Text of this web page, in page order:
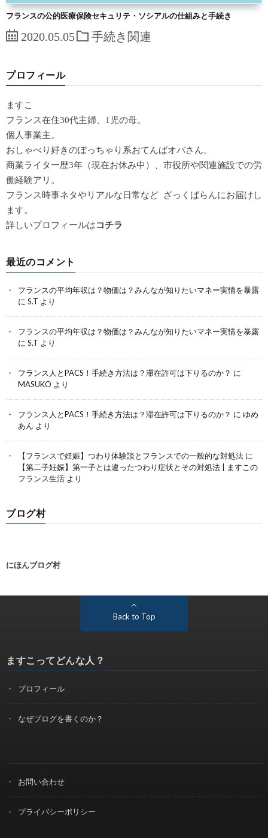
フランスの公的医療保険セキュリテ・ソシアルの仕組みと手続き
2020.05.05 手続き関連
プロフィール
ますこ
フランス在住30代主婦、1児の母。
個人事業主。
おしゃべり好きのぽっちゃり系おてんばオバさん。
商業ライター歴3年（現在お休み中）、市役所や関連施設での労
働経験アリ。
フランス時事ネタやリアルな日常など ざっくばらんにお届けし
ます。
詳しいプロフィールはコチラ
最近のコメント
フランスの平均年収は？物価は？みんなが知りたいマネー実情を暴露
に S.T より
フランスの平均年収は？物価は？みんなが知りたいマネー実情を暴露
に S.T より
フランス人とPACS！手続き方法は？滞在許可は下りるのか？ に
MASUKO より
フランス人とPACS！手続き方法は？滞在許可は下りるのか？ に ゆめ
あん より
【フランスで妊娠】つわり体験談とフランスでの一般的な対処法 に
【第二子妊娠】第一子とは違ったつわり症状とその対処法 | ますこの
フランス生活 より
ブログ村
にほんブログ村
Back to Top
ますこってどんな人？
プロフィール
なぜブログを書くのか？
お問い合わせ
プライバシーポリシー